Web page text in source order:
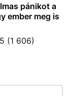
pánikot a
ember meg is
(1 606)